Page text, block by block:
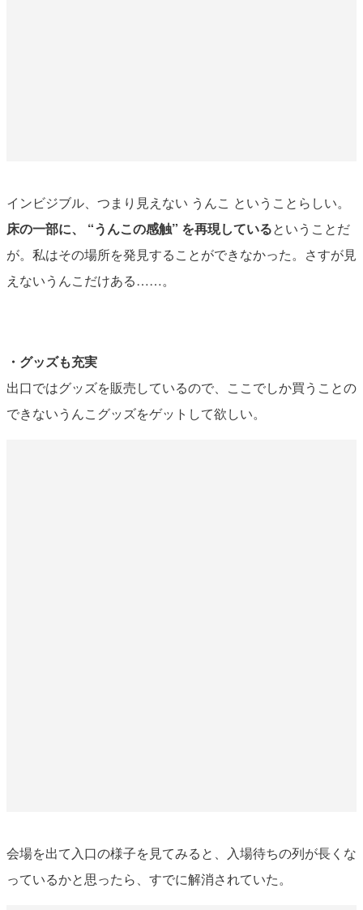
インビジブル、つまり見えない うんこ ということらしい。
床の一部に、 “うんこの感触” を再現しているということだ
が。私はその場所を発見することができなかった。さすが見
えないうんこだけある……。
・グッズも充実
出口ではグッズを販売しているので、ここでしか買うことの
できないうんこグッズをゲットして欲しい。
会場を出て入口の様子を見てみると、入場待ちの列が長くな
っているかと思ったら、すでに解消されていた。